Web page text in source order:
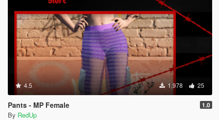
4.5 1,978 25
Pants - MP Female 1.0
By RedUp